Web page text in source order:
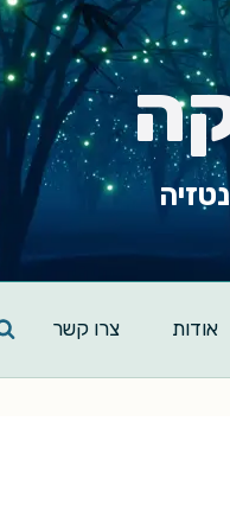
אודות צרו קשר